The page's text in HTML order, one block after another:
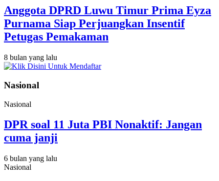
Anggota DPRD Luwu Timur Prima Eyza
Purnama Siap Perjuangkan Insentif
Petugas Pemakaman
8 bulan yang lalu
Nasional
Nasional
DPR soal 11 Juta PBI Nonaktif: Jangan
cuma janji
6 bulan yang lalu
Nasional